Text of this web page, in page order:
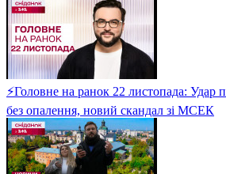
⚡Головне на ранок 22 листопада: Удар
без опалення, новий скандал зі МСЕК